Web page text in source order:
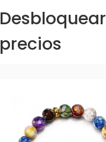
Desbloquear
precios